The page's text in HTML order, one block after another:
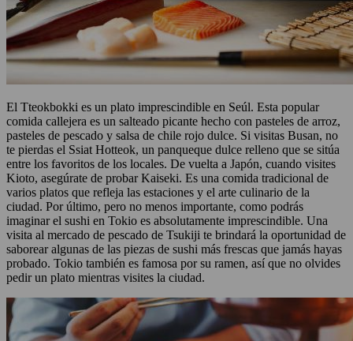
El Tteokbokki es un plato imprescindible en Seúl. Esta popular
comida callejera es un salteado picante hecho con pasteles de arroz,
pasteles de pescado y salsa de chile rojo dulce. Si visitas Busan, no
te pierdas el Ssiat Hotteok, un panqueque dulce relleno que se sitúa
entre los favoritos de los locales. De vuelta a Japón, cuando visites
Kioto, asegúrate de probar Kaiseki. Es una comida tradicional de
varios platos que refleja las estaciones y el arte culinario de la
ciudad. Por último, pero no menos importante, como podrás
imaginar el sushi en Tokio es absolutamente imprescindible. Una
visita al mercado de pescado de Tsukiji te brindará la oportunidad de
saborear algunas de las piezas de sushi más frescas que jamás hayas
probado. Tokio también es famosa por su ramen, así que no olvides
pedir un plato mientras visites la ciudad.